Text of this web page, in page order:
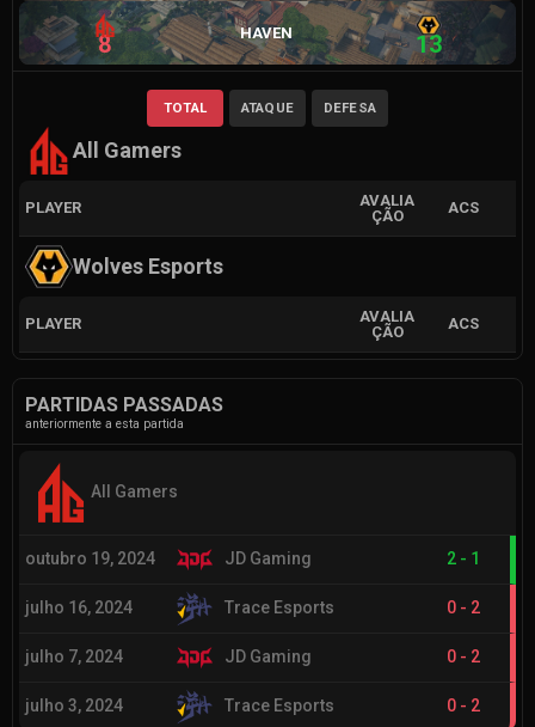
8 HAVEN 13
All Gamers
TOTAL ATAQUE DEFESA
PLAYER
AVALIA
ÇÃO
ACS
Wolves Esports
PLAYER
AVALIA
ÇÃO
ACS
PARTIDAS PASSADAS
anteriormente a esta partida
All Gamers
outubro 19, 2024 JD Gaming 2 - 1
julho 16, 2024 Trace Esports 0 - 2
julho 7, 2024 JD Gaming 0 - 2
julho 3, 2024 Trace Esports 0 - 2